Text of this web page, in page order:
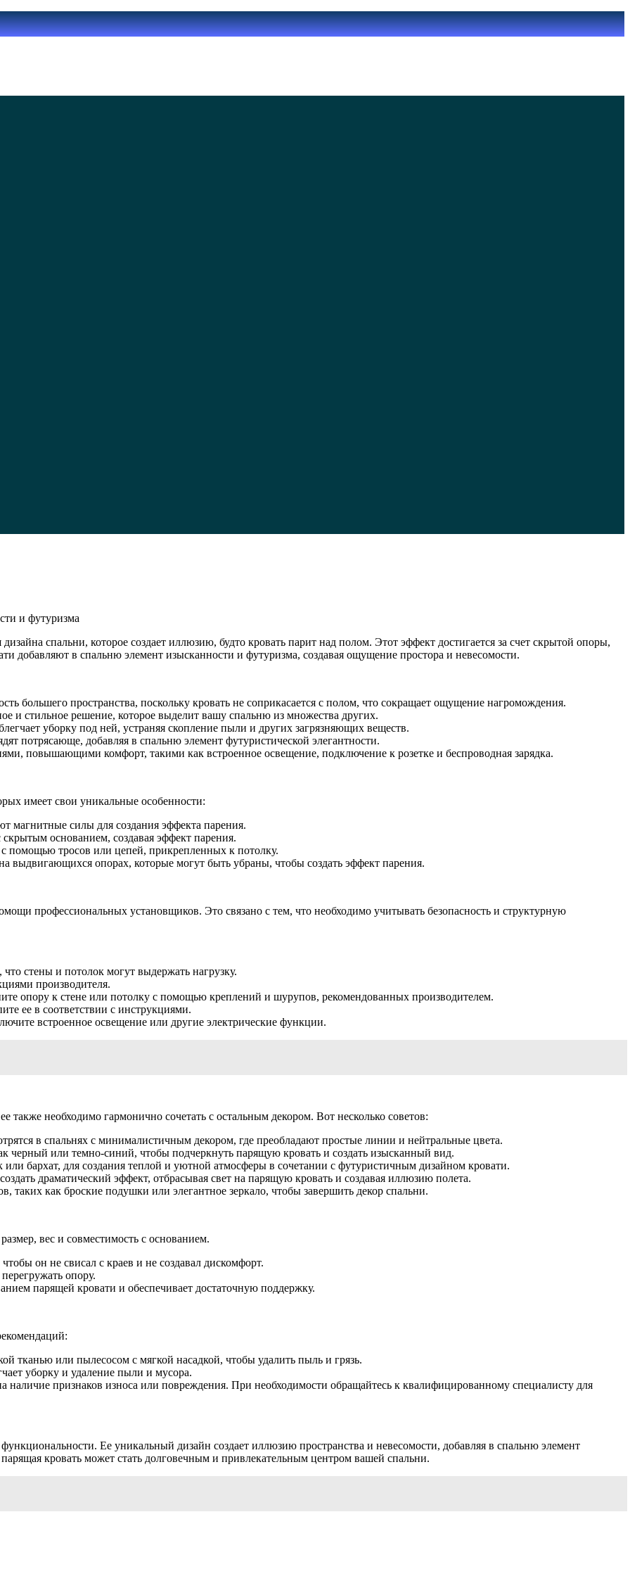
и футуризма
спальни, которое создает иллюзию, будто кровать парит над полом. Этот эффект достигается за счет скрытой опоры,
добавляют в спальню элемент изысканности и футуризма, создавая ощущение простора и невесомости.
большего пространства, поскольку кровать не соприкасается с полом, что сокращает ощущение нагромождения.
стильное решение, которое выделит вашу спальню из множества других.
уборку под ней, устраняя скопление пыли и других загрязняющих веществ.
потрясающе, добавляя в спальню элемент футуристической элегантности.
повышающими комфорт, такими как встроенное освещение, подключение к розетке и беспроводная зарядка.
имеет свои уникальные особенности:
магнитные силы для создания эффекта парения.
основанием, создавая эффект парения.
тросов или цепей, прикрепленных к потолку.
опорах, которые могут быть убраны, чтобы создать эффект парения.
профессиональных установщиков. Это связано с тем, что необходимо учитывать безопасность и структурную
стены и потолок могут выдержать нагрузку.
производителя.
опору к стене или потолку с помощью креплений и шурупов, рекомендованных производителем.
ее в соответствии с инструкциями.
встроенное освещение или другие электрические функции.
также необходимо гармонично сочетать с остальным декором. Вот несколько советов:
в спальнях с минималистичным декором, где преобладают простые линии и нейтральные цвета.
черный или темно-синий, чтобы подчеркнуть парящую кровать и создать изысканный вид.
бархат, для создания теплой и уютной атмосферы в сочетании с футуристичным дизайном кровати.
драматический эффект, отбрасывая свет на парящую кровать и создавая иллюзию полета.
таких как броские подушки или элегантное зеркало, чтобы завершить декор спальни.
вес и совместимость с основанием.
он не свисал с краев и не создавал дискомфорт.
опору.
парящей кровати и обеспечивает достаточную поддержку.
тканью или пылесосом с мягкой насадкой, чтобы удалить пыль и грязь.
уборку и удаление пыли и мусора.
признаков износа или повреждения. При необходимости обращайтесь к квалифицированному специалисту для
Ее уникальный дизайн создает иллюзию пространства и невесомости, добавляя в спальню элемент
кровать может стать долговечным и привлекательным центром вашей спальни.